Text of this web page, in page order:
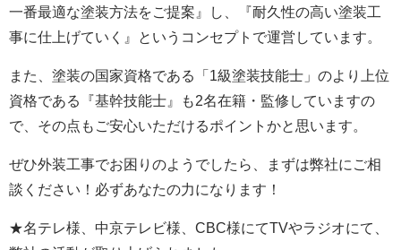
一番最適な塗装方法をご提案』し、『耐久性の高い塗装工
事に仕上げていく』というコンセプトで運営しています。
また、塗装の国家資格である「1級塗装技能士」のより上位
資格である『基幹技能士』も2名在籍・監修していますの
で、その点もご安心いただけるポイントかと思います。
ぜひ外装工事でお困りのようでしたら、まずは弊社にご相
談ください！必ずあなたの力になります！
★名テレ様、中京テレビ様、CBC様にてTVやラジオにて、